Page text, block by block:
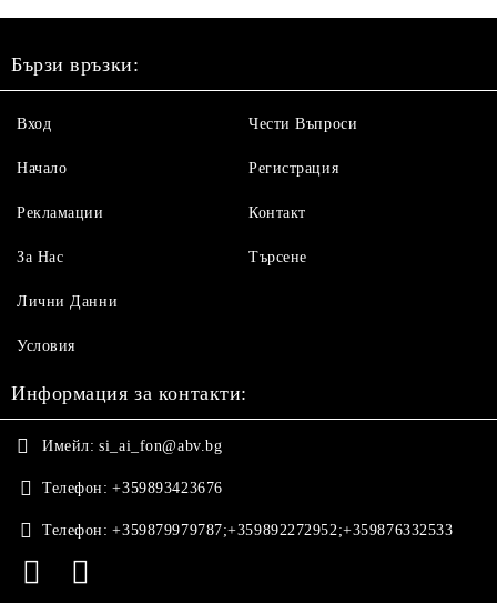
Бързи връзки:
Вход
Начало
Рекламации
За Нас
Чести Въпроси
Регистрация
Контакт
Търсене
Лични Данни
Условия
Информация за контакти:
Имейл: si_ai_fon@abv.bg
Телефон: +359893423676
Телефон: +359879979787;+359892272952;+359876332533